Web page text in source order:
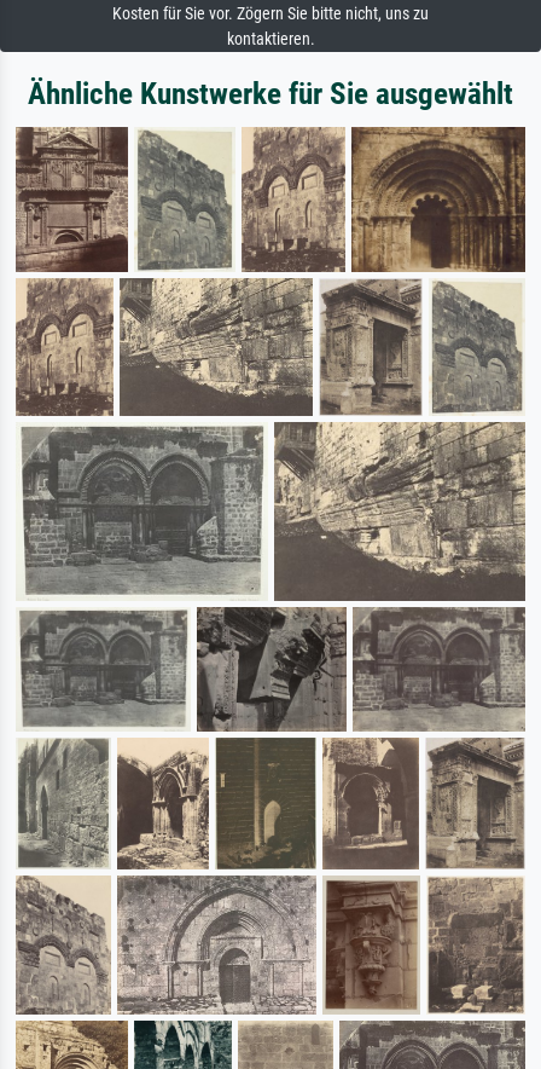
Kosten für Sie vor. Zögern Sie bitte nicht, uns zu
kontaktieren.
Ähnliche Kunstwerke für Sie ausgewählt